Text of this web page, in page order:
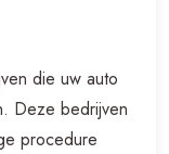
die uw auto
Deze bedrijven
procedure